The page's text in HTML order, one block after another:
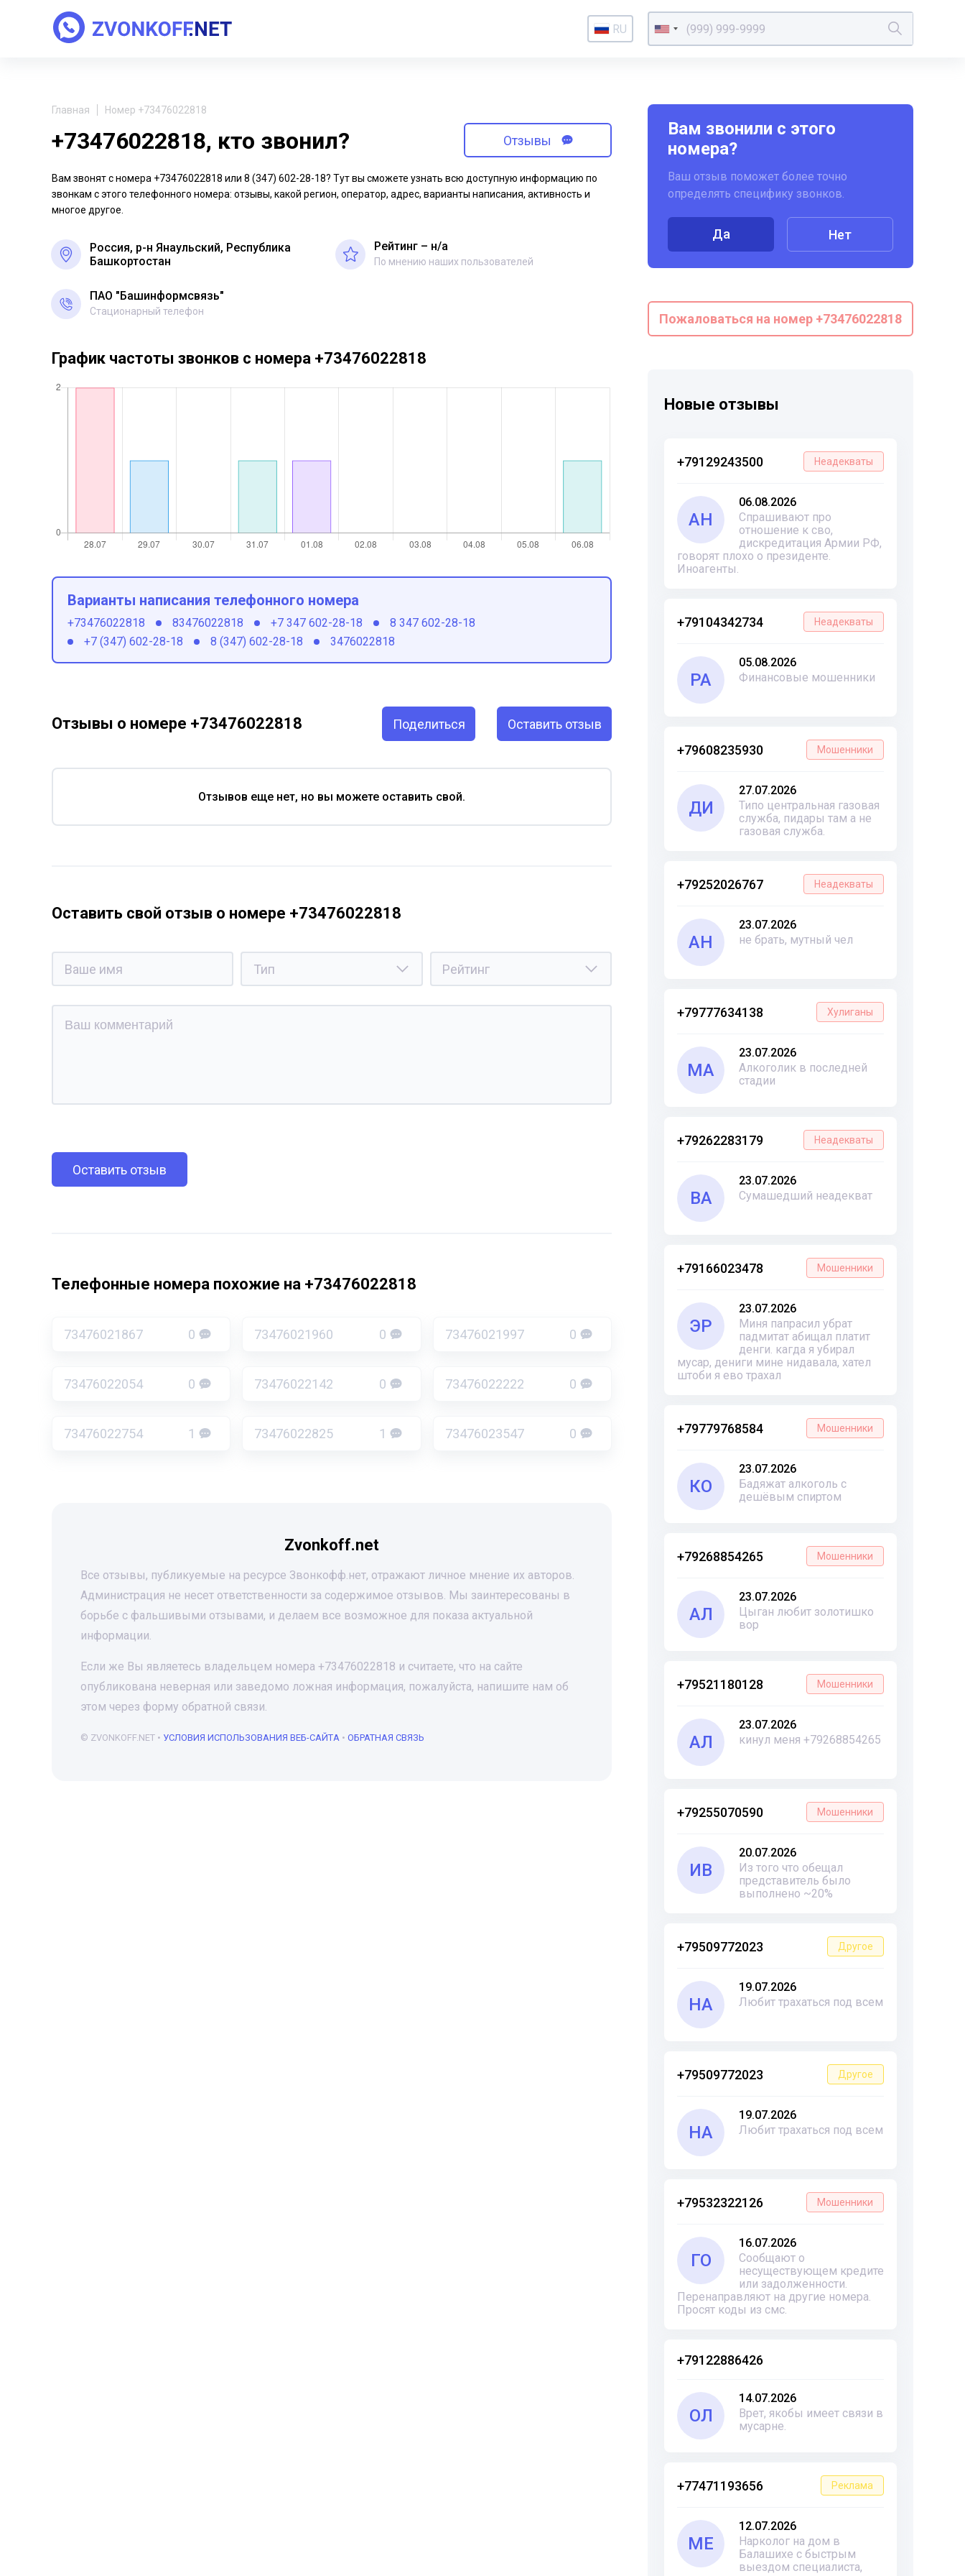
RU
Главная Номер +73476022818
+73476022818, кто звонил? Отзывы
Вам звонят с номера +73476022818 или 8 (347) 602-28-18? Тут вы сможете узнать всю доступную информацию по
звонкам с этого телефонного номера: отзывы, какой регион, оператор, адрес, варианты написания, активность и
многое другое.
Россия, р-н Янаульский, Республика
Башкортостан
Рейтинг – н/a
По мнению наших пользователей
ПАО "Башинформсвязь"
Стационарный телефон
Вам звонили с этого
номера?
Ваш отзыв поможет более точно
определять специфику звонков.
Да Нет
Пожаловаться на номер +73476022818
Новые отзывы
+79129243500 Неадекваты
АН
06.08.2026
Спрашивают про
отношение к сво,
дискредитация Армии РФ,
говорят плохо о президенте.
Иноагенты.
+79104342734 Неадекваты
РА
05.08.2026
Финансовые мошенники
+79608235930 Мошенники
ДИ
27.07.2026
Типо центральная газовая
служба, пидары там а не
газовая служба.
+79252026767 Неадекваты
АН
23.07.2026
не брать, мутный чел
+79777634138 Хулиганы
МА
23.07.2026
Алкоголик в последней
стадии
+79262283179 Неадекваты
ВА
23.07.2026
Сумашедший неадекват
+79166023478 Мошенники
ЭР
23.07.2026
Миня папрасил убрат
падмитат абищал платит
денги. кагда я убирал
мусар, дениги мине нидавала, хател
штоби я ево трахал
+79779768584 Мошенники
КО
23.07.2026
Бадяжат алкоголь с
дешёвым спиртом
+79268854265 Мошенники
АЛ
23.07.2026
Цыган любит золотишко
вор
+79521180128 Мошенники
АЛ
23.07.2026
кинул меня +79268854265
+79255070590 Мошенники
ИВ
20.07.2026
Из того что обещал
представитель было
выполнено ~20%
+79509772023 Другое
НА
19.07.2026
Любит трахаться под всем
+79509772023 Другое
НА
19.07.2026
Любит трахаться под всем
+79532322126 Мошенники
ГО
16.07.2026
Сообщают о
несуществующем кредите
или задолженности.
Перенаправляют на другие номера.
Просят коды из смс.
+79122886426
ОЛ
14.07.2026
Врет, якобы имеет связи в
мусарне.
+77471193656 Реклама
ME
12.07.2026
Нарколог на дом в
Балашихе с быстрым
выездом специалиста,
График частоты звонков с номера +73476022818
Варианты написания телефонного номера
+73476022818 83476022818 +7 347 602-28-18
8 347 602-28-18
+7 (347) 602-28-18
8 (347) 602-28-18 3476022818
Отзывы о номере +73476022818 Поделиться Оставить отзыв
Отзывов еще нет, но вы можете оставить свой.
Оставить свой отзыв о номере +73476022818
Оставить отзыв
Телефонные номера похожие на +73476022818
73476021867 0 73476021960 0 73476021997 0
73476022054 0 73476022142 0 73476022222 0
73476022754 1 73476022825 1 73476023547 0
Zvonkoff.net
Все отзывы, публикуемые на ресурсе Звонкофф.нет, отражают личное мнение их авторов.
Администрация не несет ответственности за содержимое отзывов. Мы заинтересованы в
борьбе с фальшивыми отзывами, и делаем все возможное для показа актуальной
информации.
Если же Вы являетесь владельцем номера +73476022818 и считаете, что на сайте
опубликована неверная или заведомо ложная информация, пожалуйста, напишите нам об
этом через форму обратной связи.
© ZVONKOFF.NET • УСЛОВИЯ ИСПОЛЬЗОВАНИЯ ВЕБ-САЙТА • ОБРАТНАЯ СВЯЗЬ